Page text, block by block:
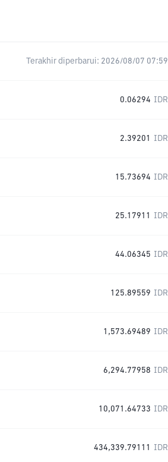
Terakhir diperbarui: 2026/08/07 07:59
0.06294 IDR
2.39201 IDR
15.73694 IDR
25.17911 IDR
44.06345 IDR
125.89559 IDR
1,573.69489 IDR
6,294.77958 IDR
10,071.64733 IDR
434,339.79111 IDR